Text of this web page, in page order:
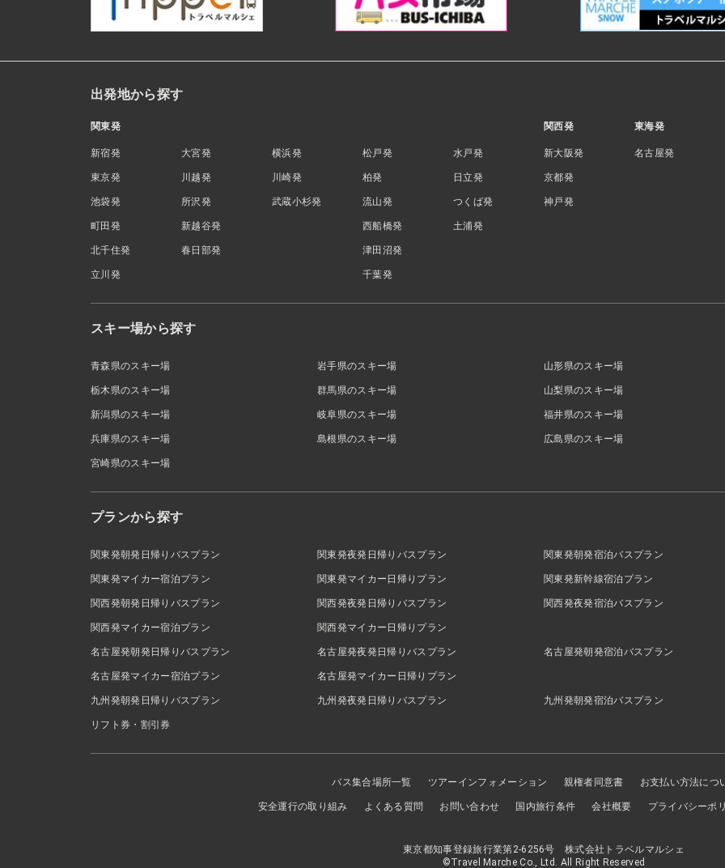
出発地から探す
関東発
新宿発
東京発
池袋発
町田発
北千住発
立川発
大宮発
川越発
所沢発
新越谷発
春日部発
横浜発
川崎発
武蔵小杉発
松戸発
柏発
流山発
西船橋発
津田沼発
千葉発
水戸発
日立発
つくば発
土浦発
関西発
新大阪発
京都発
神戸発
東海発
名古屋発
スキー場から探す
青森県のスキー場 岩手県のスキー場 山形県のスキー場
栃木県のスキー場 群馬県のスキー場 山梨県のスキー場
新潟県のスキー場 岐阜県のスキー場 福井県のスキー場
兵庫県のスキー場 島根県のスキー場 広島県のスキー場
宮崎県のスキー場
プランから探す
関東発朝発日帰りバスプラン 関東発夜発日帰りバスプラン 関東発朝発宿泊バスプラン
関東発マイカー宿泊プラン 関東発マイカー日帰りプラン 関東発新幹線宿泊プラン
関西発朝発日帰りバスプラン 関西発夜発日帰りバスプラン 関西発夜発宿泊バスプラン
関西発マイカー宿泊プラン 関西発マイカー日帰りプラン
名古屋発朝発日帰りバスプラン 名古屋発夜発日帰りバスプラン 名古屋発朝発宿泊バスプラン
名古屋発マイカー宿泊プラン 名古屋発マイカー日帰りプラン
九州発朝発日帰りバスプラン 九州発夜発日帰りバスプラン 九州発朝発宿泊バスプラン
リフト券・割引券
バス集合場所一覧 ツアーインフォメーション 親権者同意書 お支払い方法につ
安全運行の取り組み よくある質問 お問い合わせ 国内旅行条件 会社概要 プライバシーポ
東京都知事登録旅行業第2-6256号 株式会社トラベルマルシェ
©Travel Marche Co., Ltd. All Right Reserved